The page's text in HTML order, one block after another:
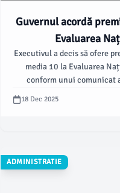
Guvernul acordă
Evaluarea
Executivul a decis să ofere
media 10 la Evaluarea
conform unui
Educației și Cercetării,
vine într-un context
18 Dec 2025
ADMINISTRATIE